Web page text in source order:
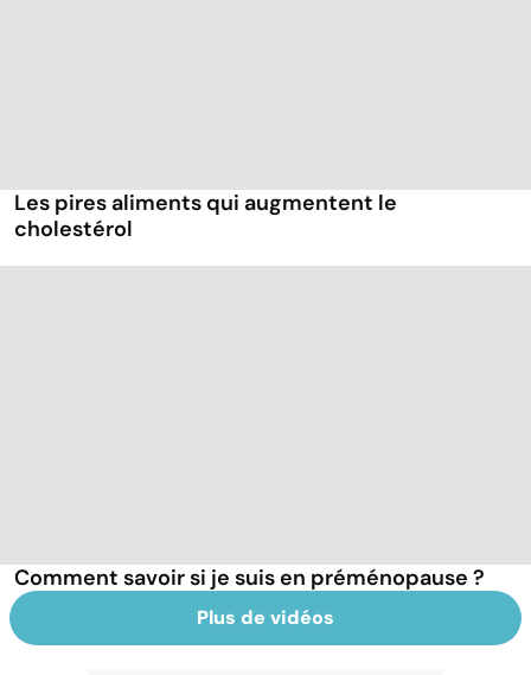
Les pires aliments qui augmentent le
cholestérol
Comment savoir si je suis en préménopause ?
Plus de vidéos